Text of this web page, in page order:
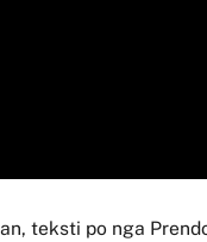
teksti po nga